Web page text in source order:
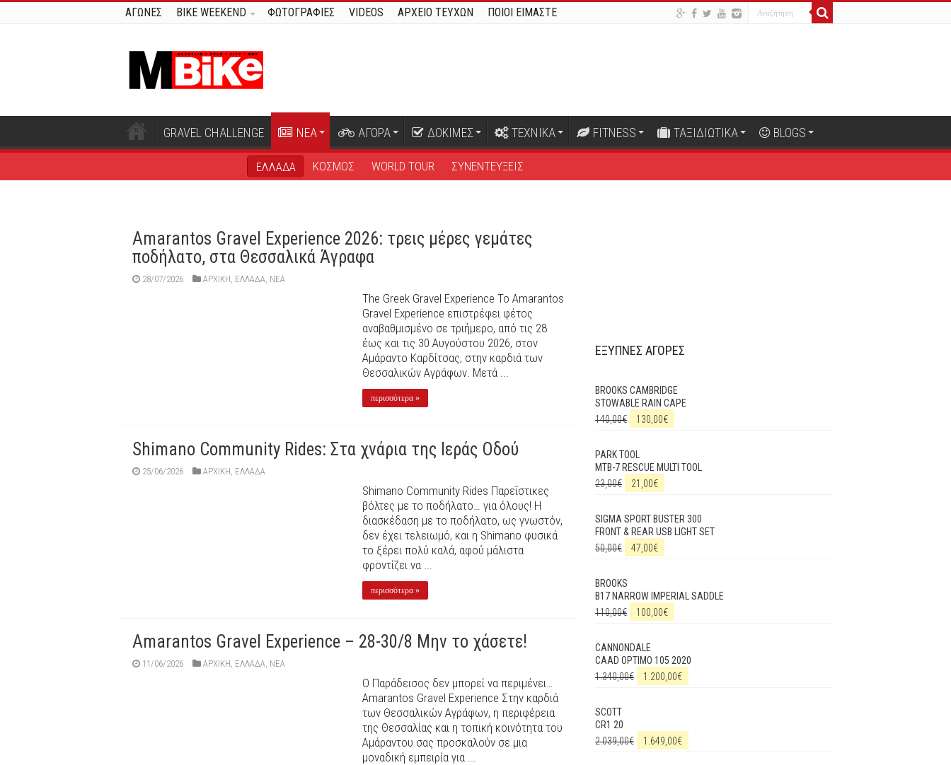
ΑΓΩΝΕΣ BIKE WEEKEND ΦΩΤΟΓΡΑΦΙΕΣ VIDEOS ΑΡΧΕΙΟ ΤΕΥΧΩΝ ΠΟΙΟΙ ΕΙΜΑΣΤΕ
GRAVEL CHALLENGE ΝΕΑ ΑΓΟΡΑ ΔΟΚΙΜΕΣ ΤΕΧΝΙΚΑ FITNESS ΤΑΞΙΔΙΩΤΙΚΑ BLOGS
ΕΛΛΑΔΑ ΚΟΣΜΟΣ WORLD TOUR ΣΥΝΕΝΤΕΥΞΕΙΣ
Amarantos Gravel Experience 2026: τρεις μέρες γεμάτες
ποδήλατο, στα Θεσσαλικά Άγραφα
28/07/2026 ΑΡΧΙΚΉ, ΕΛΛΑΔΑ, ΝΕΑ
The Greek Gravel Experience Το Amarantos
Gravel Experience επιστρέφει φέτος
αναβαθμισμένο σε τριήμερο, από τις 28
έως και τις 30 Αυγούστου 2026, στον
Αμάραντο Καρδίτσας, στην καρδιά των
Θεσσαλικών Αγράφων. Μετά ...
περισσότερα »
Shimano Community Rides: Στα χνάρια της Ιεράς Οδού
25/06/2026 ΑΡΧΙΚΉ, ΕΛΛΑΔΑ
Shimano Community Rides Παρεΐστικες
βόλτες με το ποδήλατο… για όλους! Η
διασκέδαση με το ποδήλατο, ως γνωστόν,
δεν έχει τελειωμό, και η Shimano φυσικά
το ξέρει πολύ καλά, αφού μάλιστα
φροντίζει να ...
περισσότερα »
Amarantos Gravel Experience – 28-30/8 Μην το χάσετε!
11/06/2026 ΑΡΧΙΚΉ, ΕΛΛΑΔΑ, ΝΕΑ
Ο Παράδεισος δεν μπορεί να περιμένει…
Amarantos Gravel Experience Στην καρδιά
των Θεσσαλικών Αγράφων, η περιφέρεια
της Θεσσαλίας και η τοπική κοινότητα του
Αμάραντου σας προσκαλούν σε μια
μοναδική εμπειρία για ...
ΕΞΥΠΝΕΣ ΑΓΟΡΕΣ
BROOKS CAMBRIDGE
STOWABLE RAIN CAPE
140,00€ 130,00€
PARK TOOL
MTB-7 RESCUE MULTI TOOL
23,00€ 21,00€
SIGMA SPORT BUSTER 300
FRONT & REAR USB LIGHT SET
50,00€ 47,00€
BROOKS
B17 NARROW IMPERIAL SADDLE
110,00€ 100,00€
CANNONDALE
CAAD OPTIMO 105 2020
1.340,00€ 1.200,00€
SCOTT
CR1 20
2.039,00€ 1.649,00€